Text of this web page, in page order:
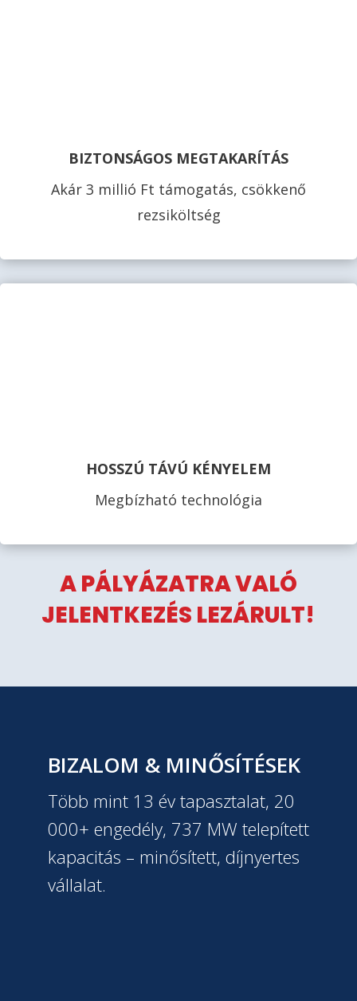
BIZTONSÁGOS MEGTAKARÍTÁS
Akár 3 millió Ft támogatás, csökkenő
rezsiköltség
HOSSZÚ TÁVÚ KÉNYELEM
Megbízható technológia
A PÁLYÁZATRA VALÓ
JELENTKEZÉS LEZÁRULT!
BIZALOM & MINŐSÍTÉSEK
Több mint 13 év tapasztalat, 20
000+ engedély, 737 MW telepített
kapacitás – minősített, díjnyertes
vállalat.